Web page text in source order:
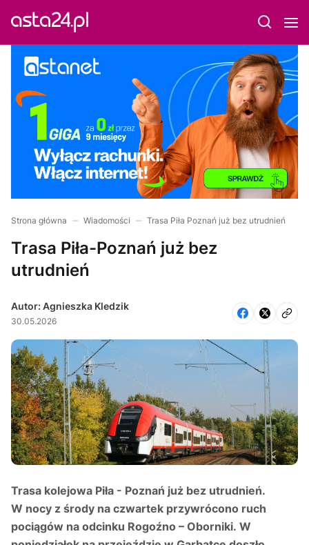
Strona główna Wiadomości Trasa Piła Poznań już bez utrudnień
Trasa Piła-Poznań już bez
utrudnień
Autor: Agnieszka Kledzik
30.05.2026
Trasa kolejowa Piła - Poznań już bez utrudnień.
W nocy z środy na czwartek przywrócono ruch
pociągów na odcinku Rogoźno – Oborniki. W